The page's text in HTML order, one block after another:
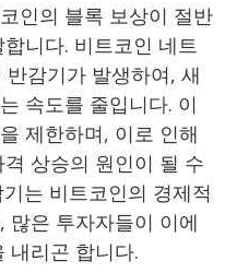
인의 블록 보상이 절반
니다. 비트코인 네트
감기가 발생하여, 새
속도를 줄입니다. 이
제한하며, 이로 인해
상승의 원인이 될 수
는 비트코인의 경제적
많은 투자자들이 이에
내리곤 합니다.